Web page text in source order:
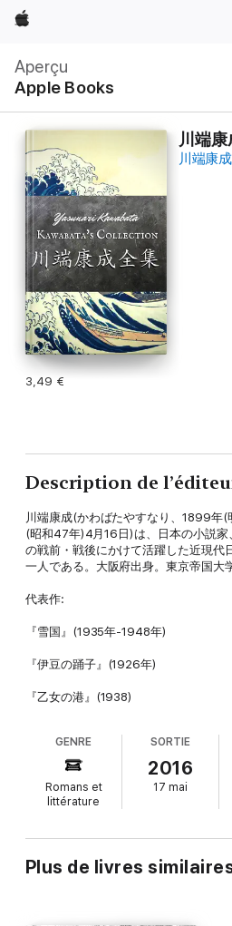
Apple
Aperçu
Apple Books
locale
Ouvrir
menu
川端
川端康成
3,49 €
Description de
川端康成(かわばたやすなり、1899
(昭和47年)4月16日)は、日本の小説家
の戦前・戦後にかけて活躍した近現代
一人である。大阪府出身。東京帝国大
代表作:
『雪国』(1935年-1948年)
『伊豆の踊子』(1926年)
『乙女の港』(1938)
GENRE
Romans et
littérature
SORTIE
2016
17 mai
Plus de livres